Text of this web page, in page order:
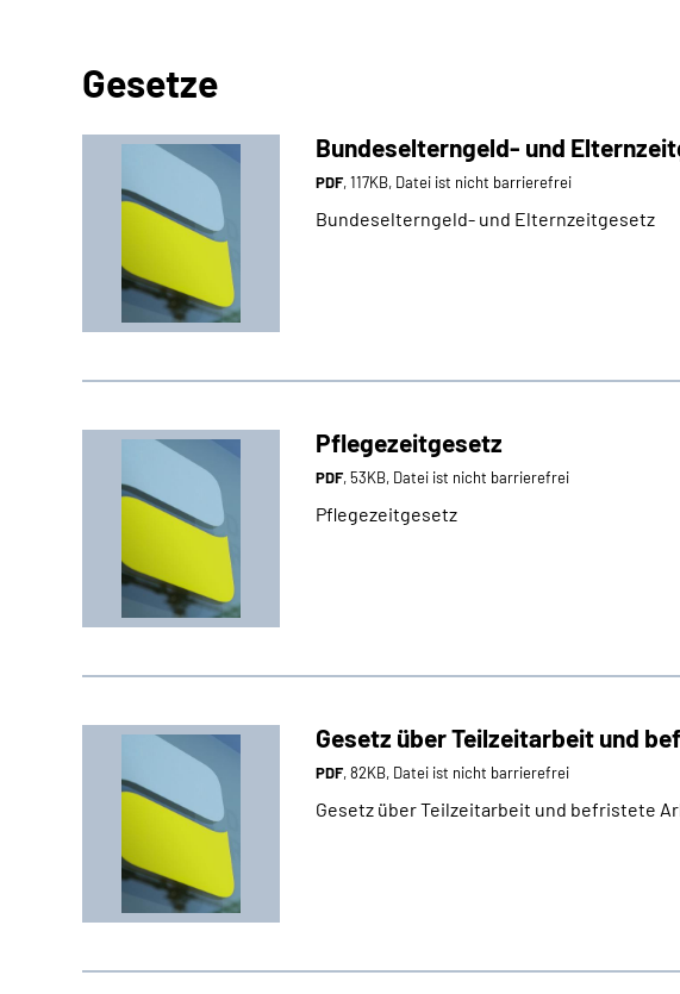
Gesetze
Bundeselterngeld- und
PDF, 117KB, Datei ist nicht barrierefrei
Bundeselterngeld- und Elternzeitgesetz
Pflegezeitgesetz
PDF, 53KB, Datei ist nicht barrierefrei
Pflegezeitgesetz
Gesetz über Teilzeitarbeit und
PDF, 82KB, Datei ist nicht barrierefrei
Gesetz über Teilzeitarbeit und befristete